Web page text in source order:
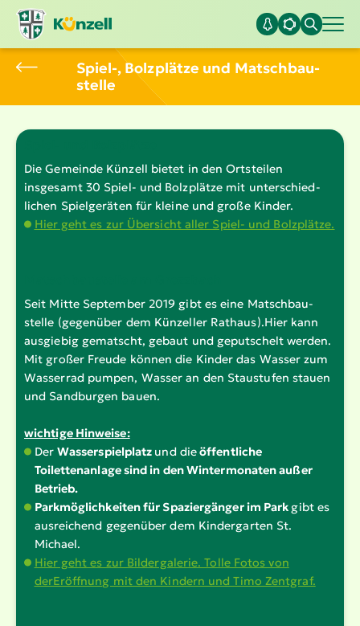
Spiel-, Bolzplätze und Matsch­bau­
stelle
Die Gemeinde Künzell bietet in den Ortsteilen
insgesamt 30 Spiel- und Bolzplätze mit unter­schied­
lichen Spiel­ge­räten für kleine und große Kinder.
Hier geht es zur Übersicht aller Spiel- und Bolzplätze.
Seit Mitte September 2019 gibt es eine Matsch­bau­
stelle (gegenüber dem Künzeller Rathaus).Hier kann
ausgiebig gematscht, gebaut und geputschelt werden.
Mit großer Freude können die Kinder das Wasser zum
Wasserrad pumpen, Wasser an den Staustufen stauen
und Sandburgen bauen.
wichtige Hinweise:
Der Wasserspielplatz und dieöffentliche
Toilettenanlage sind in den Wintermonaten außer
Betrieb.
Parkmöglichkeiten für Spaziergänger im Park gibt es
ausreichend gegenüber dem Kindergarten St.
Michael.
Hier geht es zur Bildergalerie. Tolle Fotos von
derEröffnung mit den Kindern und Timo Zentgraf.